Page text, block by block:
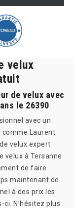
velux
de velux avec
le 26390
avec un
comme Laurent
velux expert
velux à Tersanne
de faire
maintenant de
à des prix les
N’hésitez plus